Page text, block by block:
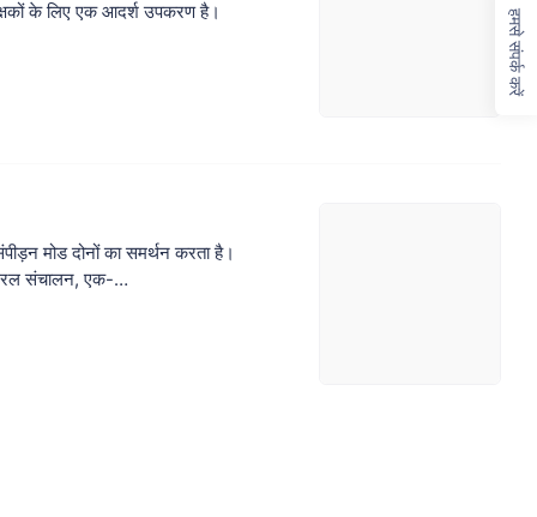
के लिए एक आदर्श उपकरण है।
मोड दोनों का समर्थन करता है।
संचालन, एक-
हमसे संपर्क करें